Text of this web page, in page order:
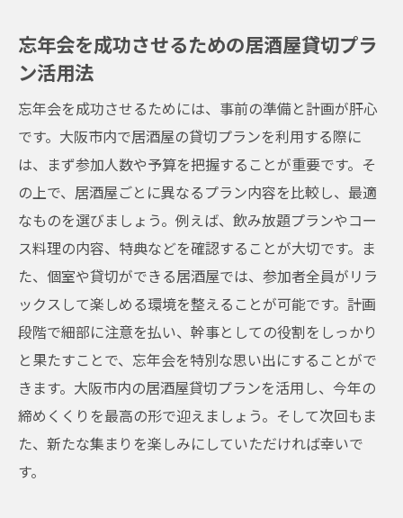
忘年会を成功させるための居酒屋貸切プラ
ン活用法
忘年会を成功させるためには、事前の準備と計画が肝心
です。大阪市内で居酒屋の貸切プランを利用する際に
は、まず参加人数や予算を把握することが重要です。そ
の上で、居酒屋ごとに異なるプラン内容を比較し、最適
なものを選びましょう。例えば、飲み放題プランやコー
ス料理の内容、特典などを確認することが大切です。ま
た、個室や貸切ができる居酒屋では、参加者全員がリラ
ックスして楽しめる環境を整えることが可能です。計画
段階で細部に注意を払い、幹事としての役割をしっかり
と果たすことで、忘年会を特別な思い出にすることがで
きます。大阪市内の居酒屋貸切プランを活用し、今年の
締めくくりを最高の形で迎えましょう。そして次回もま
た、新たな集まりを楽しみにしていただければ幸いで
す。